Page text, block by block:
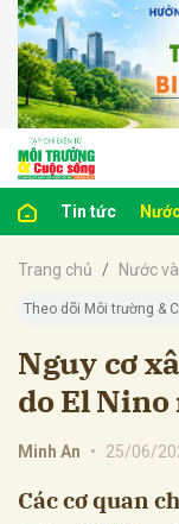
Tin tức
Trang chủ Nước
Theo dõi Môi trường &
Nguy cơ
do El
Minh An • 25/06/
Các cơ quan
luận